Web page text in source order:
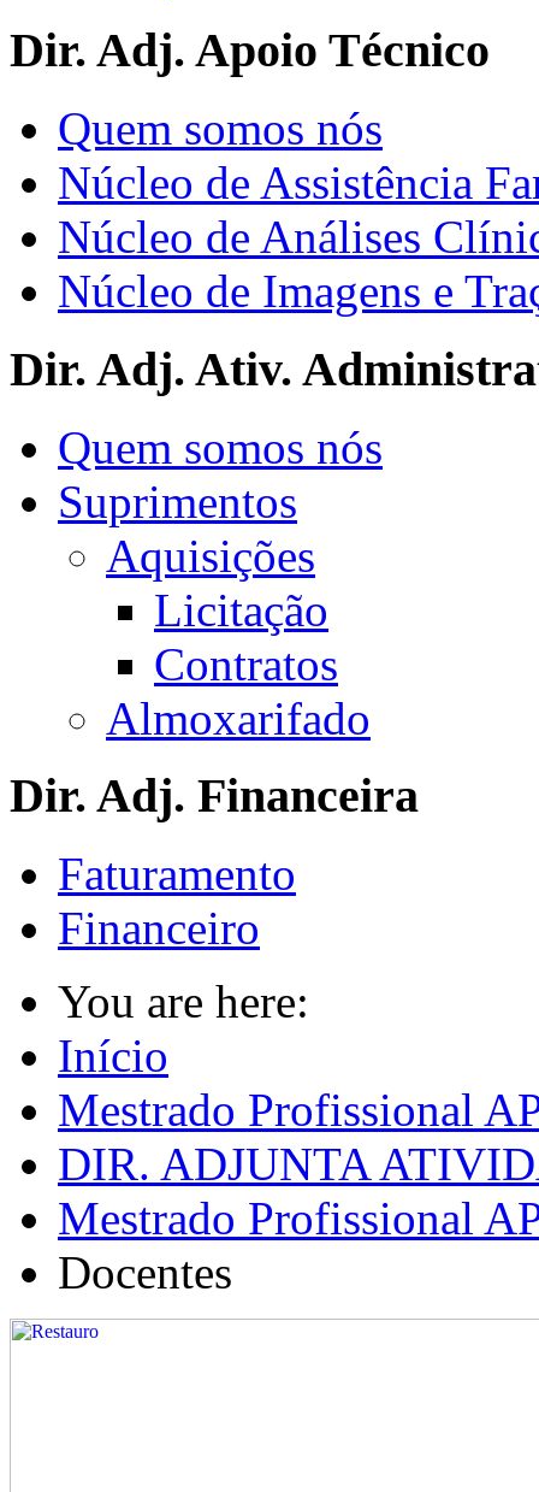
Dir. Adj. Apoio Técnico
Quem somos nós
Núcleo de Assistência
Núcleo de Análises
Núcleo de Imagens e
Dir. Adj. Ativ.
Quem somos nós
Suprimentos
Aquisições
Licitação
Contratos
Almoxarifado
Dir. Adj. Financeira
Faturamento
Financeiro
You are here:
Início
Mestrado Profissional
DIR. ADJUNTA
Mestrado Profissional
Docentes